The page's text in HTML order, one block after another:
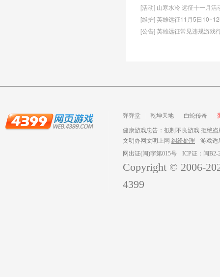
[活动] 山寒水冷 远征十一月活
[维护] 英雄远征11月5日
[公告] 英雄远征常见违规游戏
弹弹堂 乾坤天地 白蛇传奇
健康游戏忠告：抵制不良游戏 拒绝
文明办网文明上网 纠纷处理
游戏适
网出证(闽)字第015号
ICP证：闽B2-
Copyright © 2006-
4399